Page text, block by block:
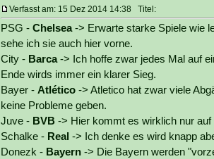
Verfasst am: 15 Dez 2014 14:38 Titel:
PSG - Chelsea-> Erwarte starke Spiele wie
sehe ich sie auch hier vorne.
City - Barca-> Ich hoffe zwar jedes Mal auf
Ende wirds immer ein klarer Sieg.
Bayer - Atlético -> Atletico hat zwar viele
keine Probleme geben.
Juve - BVB -> Hier kommt es wirklich nur
Schalke - Real -> Ich denke es wird knapp
Donezk - Bayern -> Die Bayern werden